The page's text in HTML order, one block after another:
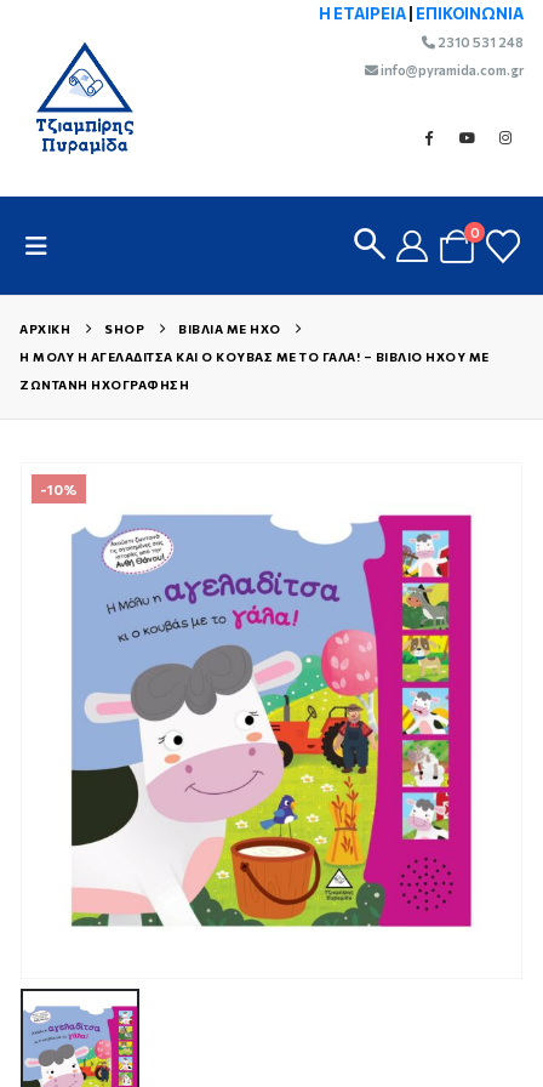
Η ΕΤΑΙΡΕΙΑ ΕΠΙΚΟΙΝΩΝΙΑ
2310 531 248
info@pyramida.com.gr
0
ΑΡΧΙΚΉ SHOP
ΒΙΒΛΊΑ ΜΕ ΉΧΟ
Η ΜΌΛΥ Η ΑΓΕΛΑΔΊΤΣΑ ΚΑΙ Ο ΚΟΥΒΆΣ ΜΕ ΤΟ ΓΆΛΑ! – ΒΙΒΛΊΟ ΉΧΟΥ ΜΕ
ΖΩΝΤΑΝΉ ΗΧΟΓΡΆΦΗΣΗ
-10%